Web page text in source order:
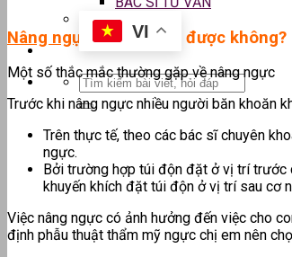
VI
Nâng ngực cho con bú được không?
Một số thắc mắc thường gặp về nâng ngực
Trước khi nâng ngực nhiều người băn khoăn
Trên thực tế, theo các bác sĩ chuyên
ngực.
Bởi trường hợp túi độn đặt ở vị trí trước
khuyến khích đặt túi độn ở vị trí sau cơ
Việc nâng ngực có ảnh hưởng đến việc cho
định phẫu thuật thẩm mỹ ngực chị em nên